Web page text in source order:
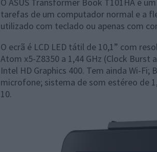
tarefas de um computador normal e a
utilizado com teclado ou apenas com
O ecrã é LCD LED tátil de 10,1” com
Atom x5-Z8350 a 1,44 GHz (Clock Burst
Intel HD Graphics 400. Tem ainda Wi-
microfone; sistema de som estéreo de
10.